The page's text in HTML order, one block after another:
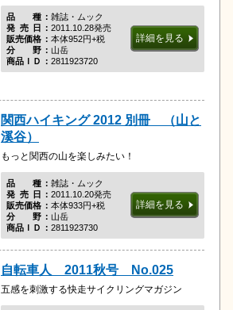
品種雑誌・ムック
発売日 2011.10.28発売
販売価格
本体952円+税
分野山岳
商品ＩＤ
2811923720
詳細を見る
関西ハイキング 2012 別冊 （山と
溪谷）
もっと関西の山を楽しみたい！
品種雑誌・ムック
発売日 2011.10.20発売
販売価格
本体933円+税
分野山岳
商品ＩＤ
2811923730
詳細を見る
自転車人 2011秋号 No.025
五感を刺激する快走サイクリングマガジン